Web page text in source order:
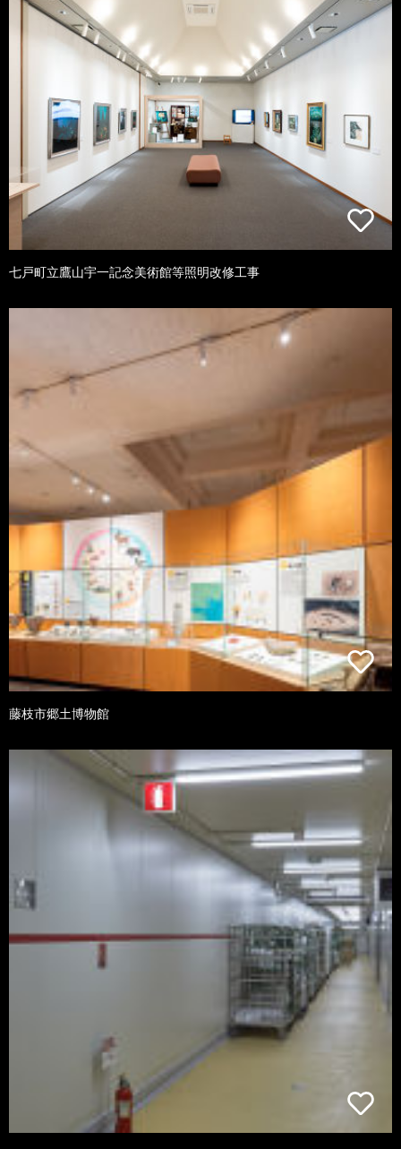
七戸町立鷹山宇一記念美術館等照明改修工事
藤枝市郷土博物館